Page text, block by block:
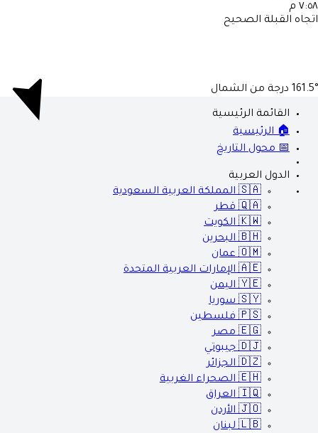
٧:٥٨ م
اتجاه القبلة الصحيح
161.5° درجة من الشمال
القائمة الرئيسية
🏠 الرئيسية
📅 محول التاريخ
الدول العربية
🇸🇦 المملكة العربية السعودية
🇶🇦 قطر
🇰🇼 الكويت
🇧🇭 البحرين
🇴🇲 عمان
🇦🇪 الإمارات العربية المتحدة
🇾🇪 اليمن
🇸🇾 سوريا
🇵🇸 فلسطين
🇪🇬 مصر
🇩🇯 جيبوتي
🇩🇿 الجزائر
🇪🇭 الصحراء الغربية
🇮🇶 العراق
🇯🇴 الأردن
🇱🇧 لبنان